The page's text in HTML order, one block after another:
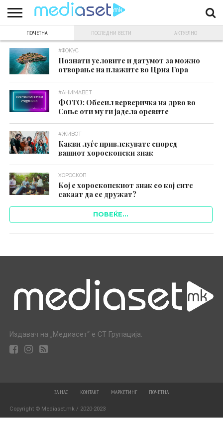
НАС
КОНТАКТ
МАРКЕТИНГ
ПОЧЕТНА
ПОЧЕТНА ПОСЛЕДНИ ВЕСТИ АКТУЕЛНO
#ФОКУС
Познати условите и датумот за можно
отворање на плажите во Црна Гора
#АНИМАВЕТ
ФОТО: Обесил верверичка на дрво во
Соње оти му ги јадела оревите
#ЖИВОТ
Какви луѓе привлекувате според
вашиот хороскопски знак
ХОРОСКОП
Кој е хороскопскиот знак со кој сите
сакаат да се дружат?
ПОВЕЌЕ...
Издавач на „Медиасет“ е СТ Групација.
ЗА НАС КОНТАКТ МАРКЕТИНГ ПОЧЕТНА
Copyright © Mediaset.mk / 2020-2023